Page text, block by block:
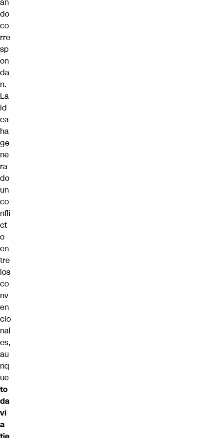
do
co
rre
sp
on
da
n.
La
id
ea
ha
ge
ne
ra
do
un
co
nfli
ct
o
en
tre
los
co
nv
en
cio
nal
es,
au
nq
ue
to
da
ví
a